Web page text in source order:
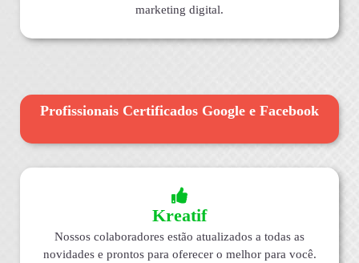
marketing digital.
Profissionais Certificados Google e Facebook
Kreatif
Nossos colaboradores estão atualizados a todas as
novidades e prontos para oferecer o melhor para você.